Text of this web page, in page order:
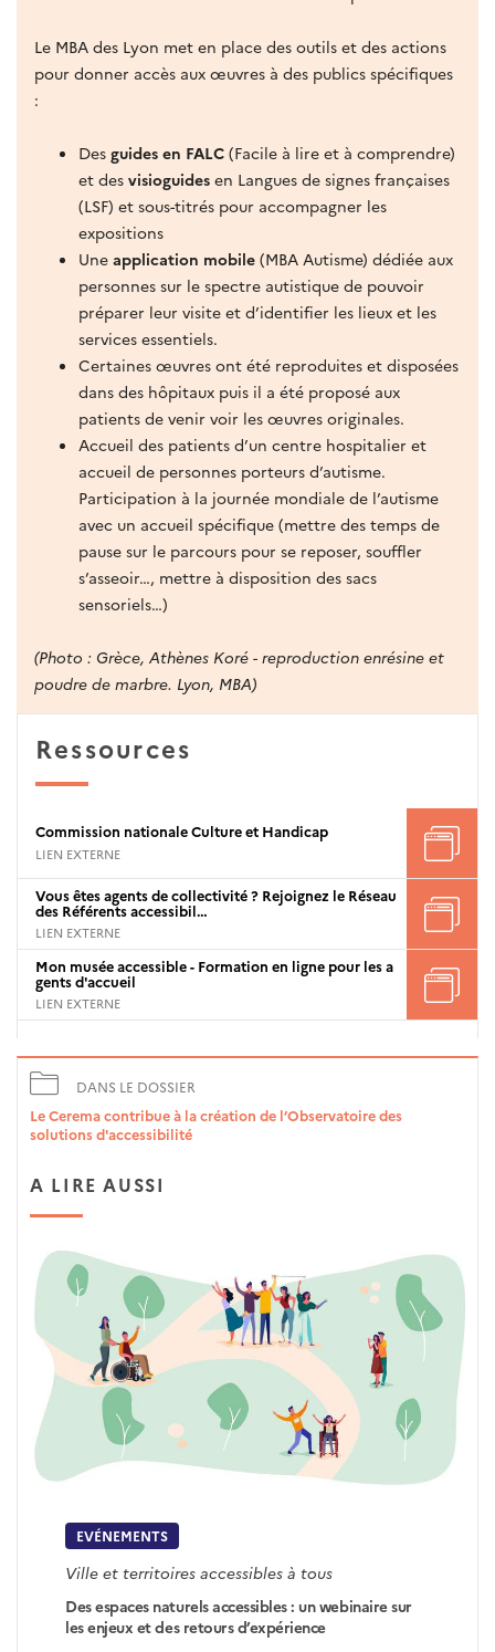
Le MBA des Lyon met en place des outils et des actions
pour donner accès aux œuvres à des publics spécifiques
:
Des guides en FALC (Facile à lire et à comprendre)
et des visioguides en Langues de signes françaises
(LSF) et sous-titrés pour accompagner les
expositions
Une application mobile (MBA Autisme) dédiée aux
personnes sur le spectre autistique de pouvoir
préparer leur visite et d’identifier les lieux et les
services essentiels.
Certaines œuvres ont été reproduites et disposées
dans des hôpitaux puis il a été proposé aux
patients de venir voir les œuvres originales.
Accueil des patients d’un centre hospitalier et
accueil de personnes porteurs d’autisme.
Participation à la journée mondiale de l’autisme
avec un accueil spécifique (mettre des temps de
pause sur le parcours pour se reposer, souffler
s’asseoir…, mettre à disposition des sacs
sensoriels…)
(Photo : Grèce, Athènes Koré - reproduction enrésine et
poudre de marbre. Lyon, MBA)
Ressources
Commission nationale Culture et Handicap
LIEN EXTERNE
Vous êtes agents de collectivité ? Rejoignez le Réseau
des Référents accessibil…
LIEN EXTERNE
Mon musée accessible - Formation en ligne pour les a
gents d'accueil
LIEN EXTERNE
DANS LE DOSSIER
Le Cerema contribue à la création de l’Observatoire des
solutions d'accessibilité
A LIRE AUSSI
EVÉNEMENTS
Ville et territoires accessibles à tous
Des espaces naturels accessibles : un webinaire sur
les enjeux et des retours d’expérience